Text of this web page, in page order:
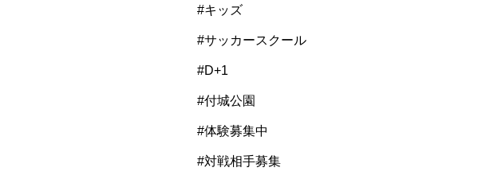
#キッズ
#サッカースクール
#D+1
#付城公園
#体験募集中
#対戦相手募集